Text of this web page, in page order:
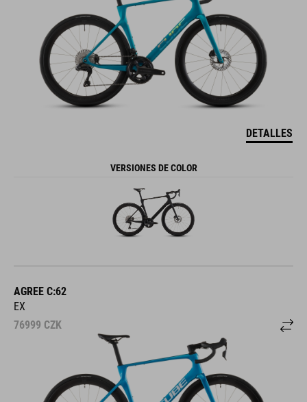
DETALLES
VERSIONES DE COLOR
AGREE C:62
EX
76999 CZK